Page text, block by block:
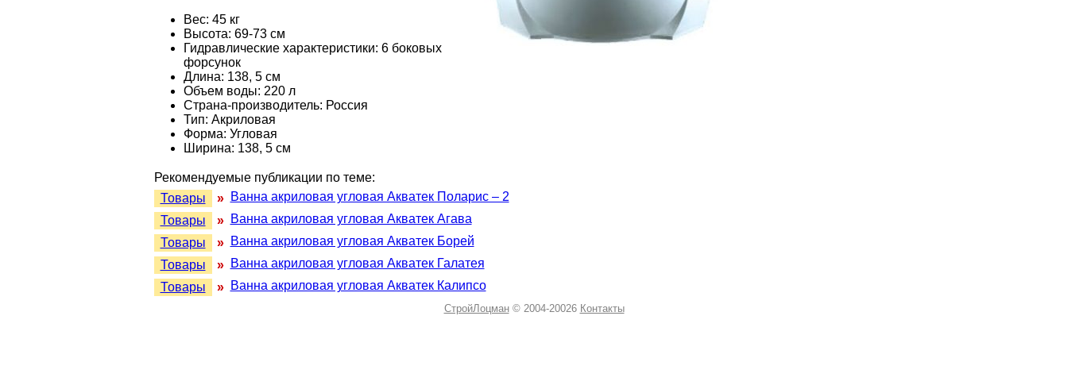
Вес: 45 кг
Высота: 69-73 см
Гидравлические характеристики: 6 боковых
форсунок
Длина: 138, 5 см
Объем воды: 220 л
Страна-производитель: Россия
Тип: Акриловая
Форма: Угловая
Ширина: 138, 5 см
Рекомендуемые публикации по теме:
Товары
»
Ванна акриловая угловая Акватек Поларис – 2
Товары
»
Ванна акриловая угловая Акватек Агава
Товары
»
Ванна акриловая угловая Акватек Борей
Товары
»
Ванна акриловая угловая Акватек Галатея
Товары
» Ванна акриловая угловая Акватек Калипсо
СтройЛоцман © 2004-20026 Контакты